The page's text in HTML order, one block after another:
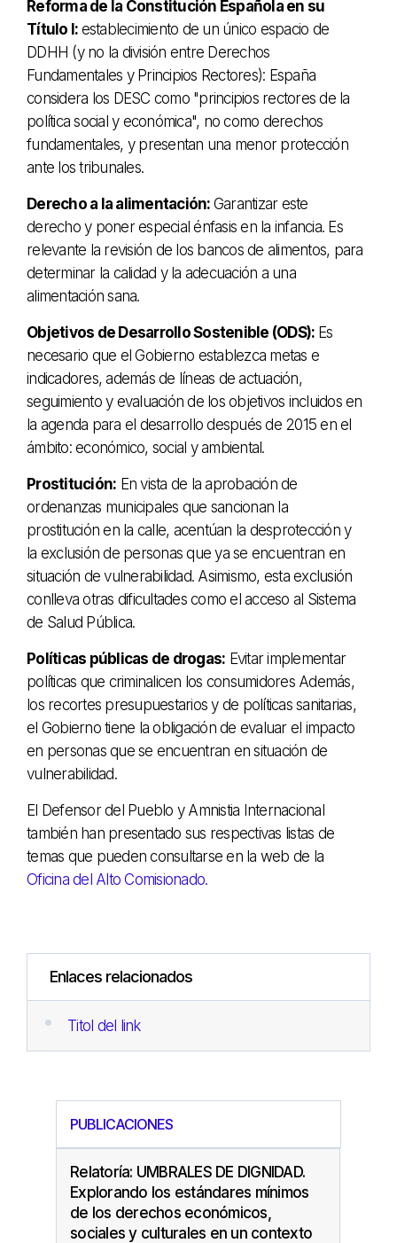
Reforma de la Constitución Española en su
Título I: establecimiento de un único espacio de
DDHH (y no la división entre Derechos
Fundamentales y Principios Rectores): España
considera los DESC como "principios rectores de la
política social y económica", no como derechos
fundamentales, y presentan una menor protección
ante los tribunales.
Derecho a la alimentación: Garantizar este
derecho y poner especial énfasis en la infancia. Es
relevante la revisión de los bancos de alimentos, para
determinar la calidad y la adecuación a una
alimentación sana.
Objetivos de Desarrollo Sostenible (ODS): Es
necesario que el Gobierno establezca metas e
indicadores, además de líneas de actuación,
seguimiento y evaluación de los objetivos incluidos en
la agenda para el desarrollo después de 2015 en el
ámbito: económico, social y ambiental.
Prostitución: En vista de la aprobación de
ordenanzas municipales que sancionan la
prostitución en la calle, acentúan la desprotección y
la exclusión de personas que ya se encuentran en
situación de vulnerabilidad. Asimismo, esta exclusión
conlleva otras dificultades como el acceso al Sistema
de Salud Pública.
Políticas públicas de drogas: Evitar implementar
políticas que criminalicen los consumidores Además,
los recortes presupuestarios y de políticas sanitarias,
el Gobierno tiene la obligación de evaluar el impacto
en personas que se encuentran en situación de
vulnerabilidad.
El Defensor del Pueblo y Amnistia Internacional
también han presentado sus respectivas listas de
temas que pueden consultarse en la web de la
Oficina del Alto Comisionado.
Enlaces relacionados
Titol del link
PUBLICACIONES
Relatoría: UMBRALES DE DIGNIDAD.
Explorando los estándares mínimos
de los derechos económicos,
sociales y culturales en un contexto